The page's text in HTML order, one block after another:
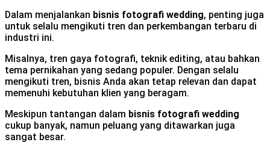
Dalam menjalankan bisnis fotografi wedding, penting juga
untuk selalu mengikuti tren dan perkembangan terbaru di
industri ini.
Misalnya, tren gaya fotografi, teknik editing, atau bahkan
tema pernikahan yang sedang populer. Dengan selalu
mengikuti tren, bisnis Anda akan tetap relevan dan dapat
memenuhi kebutuhan klien yang beragam.
Meskipun tantangan dalam bisnis fotografi wedding
cukup banyak, namun peluang yang ditawarkan juga
sangat besar.